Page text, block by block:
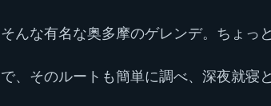
そんな有名な奥多摩のゲレンデ。ちょっ
で、そのルートも簡単に調べ、深夜就寝